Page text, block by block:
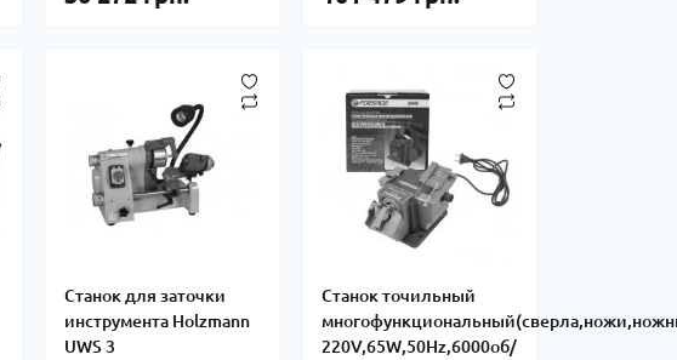
Станок для заточки
инструмента Holzmann
UWS 3
Станок точильный
220V,65W,50Hz,6000об/